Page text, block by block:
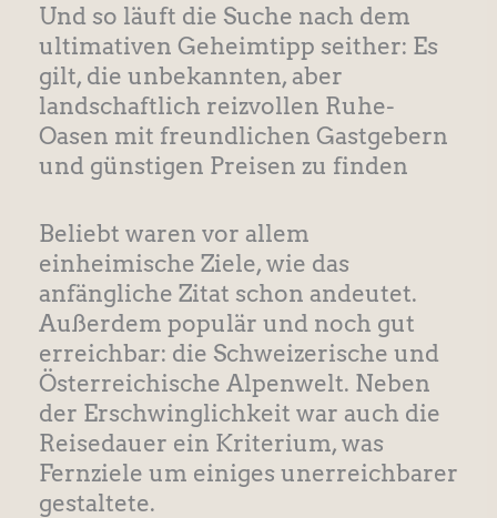
Und so läuft die Suche nach dem
ultimativen Geheimtipp seither: Es
gilt, die unbekannten, aber
landschaftlich reizvollen Ruhe-
Oasen mit freundlichen Gastgebern
und günstigen Preisen zu finden
Beliebt waren vor allem
einheimische Ziele, wie das
anfängliche Zitat schon andeutet.
Außerdem populär und noch gut
erreichbar: die Schweizerische und
Österreichische Alpenwelt. Neben
der Erschwinglichkeit war auch die
Reisedauer ein Kriterium, was
Fernziele um einiges unerreichbarer
gestaltete.